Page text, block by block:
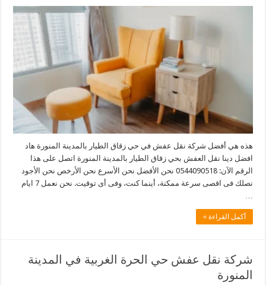
هذه هي أفضل شركة نقل عفش في حي زقاق الطيار بالمدينة المنورة هاد
افضل دينا نقل العفش بحي زقاق الطيار بالمدينة المنورة اتصل على هذا
الرقم الآن: 0544090518 نحن الأفضل نحن الأسرع نحن الأرخص نحن الأجود
نصلك فى اقصى سرعة ممكنة، أينما كنت، وفى أى توقيت. نحن نعمل 7 ايام
أكمل القراءة »
شركة نقل عفش حي الحرة الغربية في المدينة
المنورة